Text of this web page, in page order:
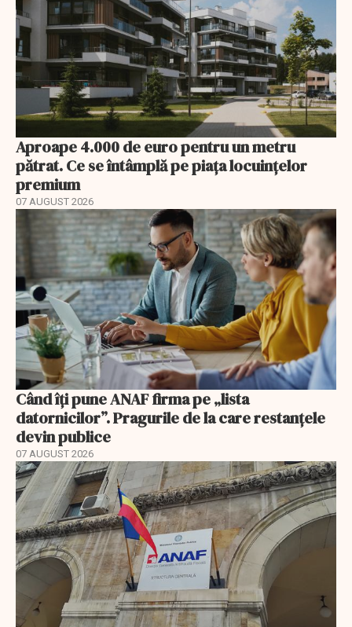
Aproape 4.000 de euro pentru un metru
pătrat. Ce se întâmplă pe piața locuințelor
premium
07 AUGUST 2026
Când îți pune ANAF firma pe „lista
datornicilor”. Pragurile de la care restanțele
devin publice
07 AUGUST 2026